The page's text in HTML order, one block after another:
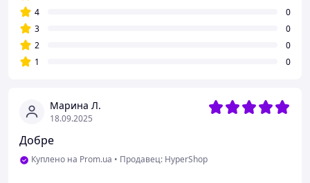
Марина Л.
18.09.2025
Добре
Куплено на Prom.ua • Продавец: HyperShop
4
0
3
0
2
0
1
0